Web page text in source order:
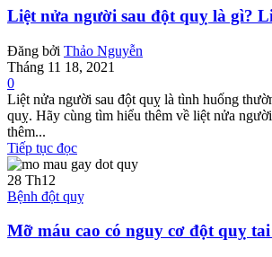
Liệt nửa người sau đột quỵ là gì?
Đăng bởi Thảo Nguyễn
Tháng 11 18, 2021
0
Liệt nửa người sau đột quỵ là tình huống
quỵ. Hãy cùng tìm hiểu thêm về liệt nửa
thêm...
Tiếp tục đọc
28 Th12
Bệnh đột quỵ
Mỡ máu cao có nguy cơ đột quỵ